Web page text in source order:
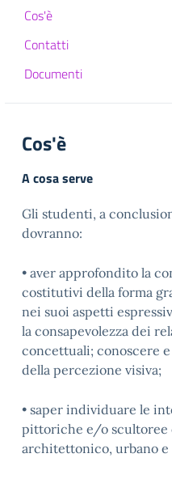
Cos'è
Contatti
Documenti
Cos'è
A cosa serve
Gli studenti, a
dovranno:
• aver approfondito la
costitutivi della forma
nei suoi aspetti
la consapevolezza dei
concettuali; conoscere
della percezione visiva;
• saper individuare le
pittoriche e/o scultoree
architettonico, urbano e